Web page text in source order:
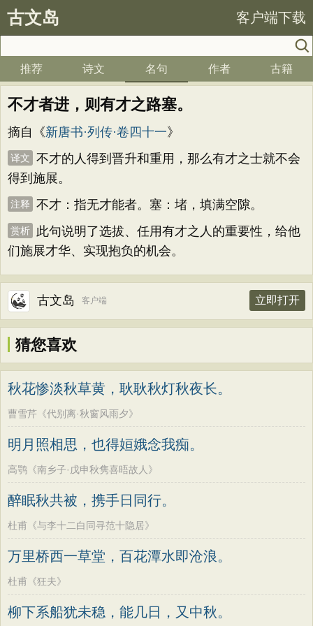
古文岛 客户端下载
推荐 诗文 名句 作者 古籍
不才者进，则有才之路塞。
摘自《新唐书·列传·卷四十一》
译文
不才的人得到晋升和重用，那么有才之士就不会
得到施展。
注释 不才：指无才能者。塞：堵，填满空隙。
赏析
此句说明了选拔、任用有才之人的重要性，给他
们施展才华、实现抱负的机会。
古文岛 客户端 立即打开
猜您喜欢
秋花惨淡秋草黄，耿耿秋灯秋夜长。
曹雪芹《代别离·秋窗风雨夕》
明月照相思，也得姮娥念我痴。
高鹗《南乡子·戊申秋隽喜晤故人》
醉眠秋共被，携手日同行。
杜甫《与李十二白同寻范十隐居》
万里桥西一草堂，百花潭水即沧浪。
杜甫《狂夫》
柳下系船犹未稳，能几日，又中秋。